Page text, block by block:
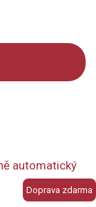
Doprava zdarma
automatický